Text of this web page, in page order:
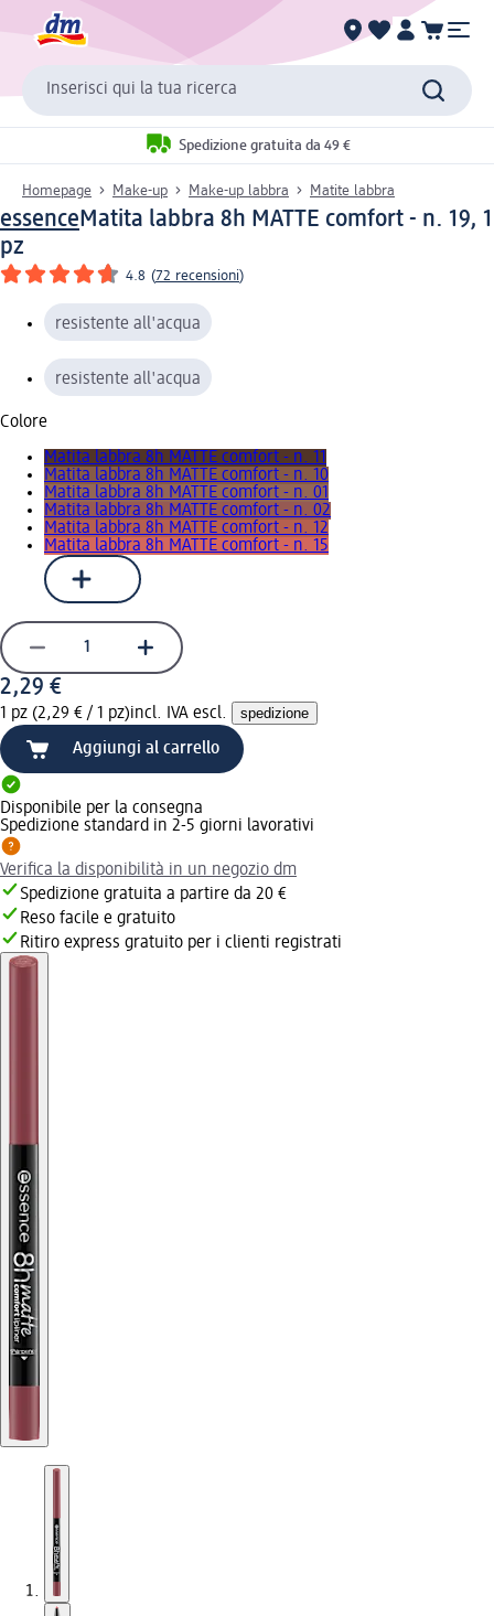
Inserisci qui la tua ricerca
Spedizione gratuita da 49 €
Homepage Make-up Make-up labbra Matite labbra
essenceMatita labbra 8h MATTE comfort - n. 19, 1
pz
4.8 (72 recensioni)
resistente all'acqua
resistente all'acqua
Colore
Matita labbra 8h MATTE comfort - n. 11
Matita labbra 8h MATTE comfort - n. 10
Matita labbra 8h MATTE comfort - n. 01
Matita labbra 8h MATTE comfort - n. 02
Matita labbra 8h MATTE comfort - n. 12
Matita labbra 8h MATTE comfort - n. 15
2,29 €
1 pz (2,29 € / 1 pz)incl. IVA escl. spedizione
Aggiungi al carrello
Disponibile per la consegna
Spedizione standard in 2-5 giorni lavorativi
Verifica la disponibilità in un negozio dm
Spedizione gratuita a partire da 20 €
Reso facile e gratuito
Ritiro express gratuito per i clienti registrati